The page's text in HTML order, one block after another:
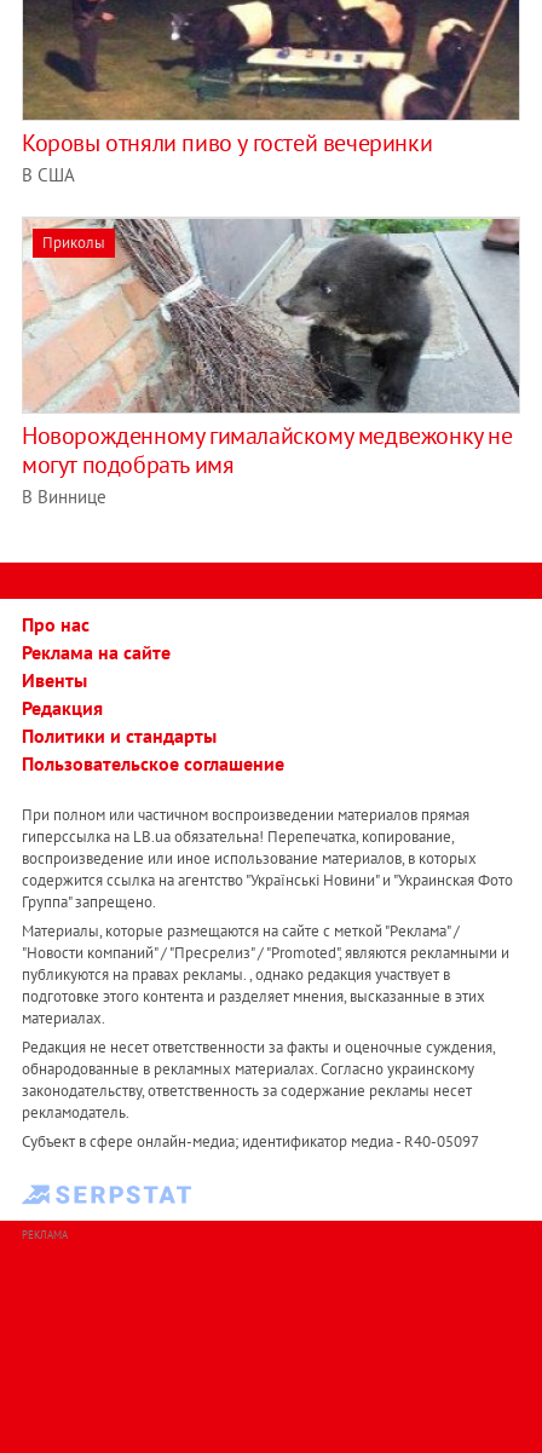
Коровы отняли пиво у гостей вечеринки
В США
Приколы
Новорожденному гималайскому медвежонку не
могут подобрать имя
В Виннице
Про нас
Реклама на сайте
Ивенты
Редакция
Политики и стандарты
Пользовательское соглашение
При полном или частичном воспроизведении материалов прямая
гиперссылка на LB.ua обязательна! Перепечатка, копирование,
воспроизведение или иное использование материалов, в которых
содержится ссылка на агентство "Українськi Новини" и "Украинская Фото
Группа" запрещено.
Материалы, которые размещаются на сайте с меткой "Реклама" /
"Новости компаний" / "Пресрелиз" / "Promoted", являются рекламными и
публикуются на правах рекламы. , однако редакция участвует в
подготовке этого контента и разделяет мнения, высказанные в этих
материалах.
Редакция не несет ответственности за факты и оценочные суждения,
обнародованные в рекламных материалах. Согласно украинскому
законодательству, ответственность за содержание рекламы несет
рекламодатель.
Субъект в сфере онлайн-медиа; идентификатор медиа - R40-05097
РЕКЛАМА